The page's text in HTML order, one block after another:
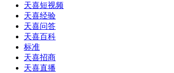
天喜短视频
天喜经验
天喜问答
天喜百科
标准
天喜招商
天喜直播